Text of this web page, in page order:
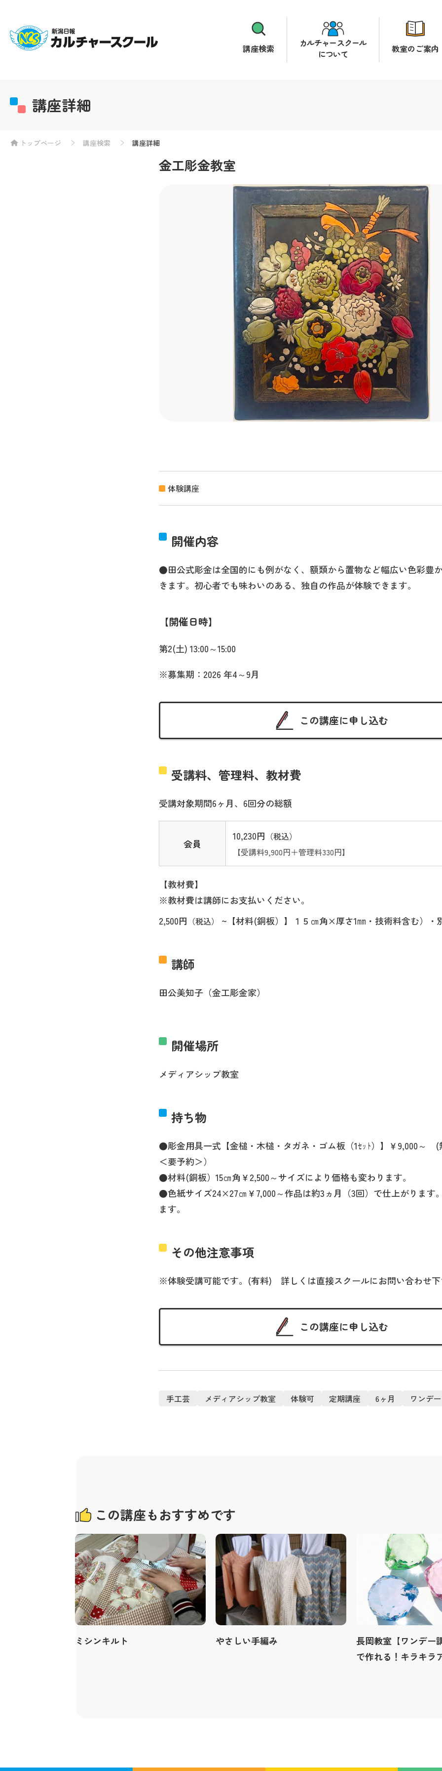
講座検索
カルチャースクール
について
教室のご案内
講座詳細
トップページ 講座検索 講座詳細
金工彫金教室
体験講座
開催内容
●田公式彫金は全国的にも例がなく、額類から置物など幅広い色彩豊
きます。初心者でも味わいのある、独自の作品が体験できます。
開催日時
第2(土) 13:00～15:00
※募集期：2026 年4～9月
この講座に申し込む
受講料、管理料、教材費
受講対象期間6ヶ月、6回分の総額
会員
10,230円 （税込）
【受講料9,900円＋管理料330円】
【教材費】
※教材費は講師にお支払いください。
2,500円 （税込） ~【材料(銅板）】１５㎝角×厚さ1㎜・技術料含む）・
講師
田公美知子（金工彫金家）
開催場所
メディアシップ教室
持ち物
●彫金用具一式【金槌・木槌・タガネ・ゴム板（1ｾｯﾄ）】￥9,000～ (
＜要予約＞）
●材料(銅板）15㎝角￥2,500～サイズにより価格も変わります。
●色紙サイズ24×27㎝￥7,000～作品は約3ヵ月（3回）で仕上がります
ます。
その他注意事項
※体験受講可能です。(有料) 詳しくは直接スクールにお問い合わせ下
この講座に申し込む
手工芸 メディアシップ教室 体験可 定期講座 6ヶ月 ワンデー
この講座もおすすめです
ミシンキルト やさしい手編み
長岡教室【ワンデー
で作れる！キラキラ